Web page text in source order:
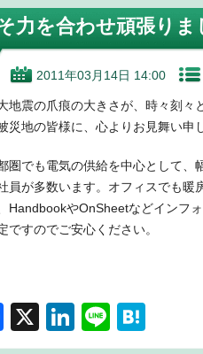
e
b
o
o
k
e
dI
n
n
a
力を合わせ頑張りま
2011年03月14日 14:00
地震の爪痕の大きさが、時々刻々
災地の皆様に、心よりお見舞い申
圏でも電気の供給を中心として、
員が多数います。オフィスでも
HandbookやOnSheetなどインフ
ですのでご安心ください。
F
a
X
Li
n
Li
n
at